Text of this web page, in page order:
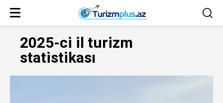
2025-ci il turizm
statistikası